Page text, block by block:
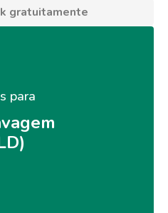
gratuitamente
para